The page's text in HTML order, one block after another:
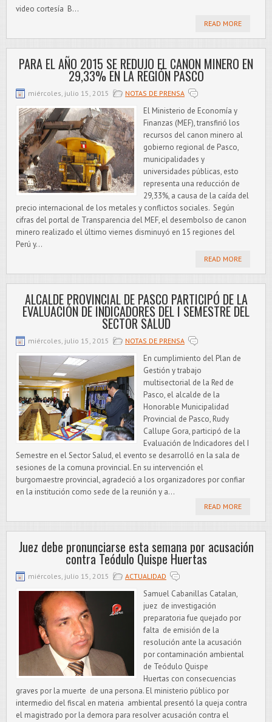
video cortesía B...
READ MORE
PARA EL AÑO 2015 SE REDUJO EL CANON MINERO EN
29,33% EN LA REGIÓN PASCO
miércoles, julio 15, 2015 NOTAS DE PRENSA
El Ministerio de Economía y
Finanzas (MEF), transfirió los
recursos del canon minero al
gobierno regional de Pasco,
municipalidades y
universidades públicas, esto
representa una reducción de
29,33%, a causa de la caída del
precio internacional de los metales y conflictos sociales. Según
cifras del portal de Transparencia del MEF, el desembolso de canon
minero realizado el último viernes disminuyó en 15 regiones del
Perú y...
READ MORE
ALCALDE PROVINCIAL DE PASCO PARTICIPÓ DE LA
EVALUACIÓN DE INDICADORES DEL I SEMESTRE DEL
SECTOR SALUD
miércoles, julio 15, 2015 NOTAS DE PRENSA
En cumplimiento del Plan de
Gestión y trabajo
multisectorial de la Red de
Pasco, el alcalde de la
Honorable Municipalidad
Provincial de Pasco, Rudy
Callupe Gora, participó de la
Evaluación de Indicadores del I
Semestre en el Sector Salud, el evento se desarrolló en la sala de
sesiones de la comuna provincial. En su intervención el
burgomaestre provincial, agradeció a los organizadores por confiar
en la institución como sede de la reunión y a...
READ MORE
Juez debe pronunciarse esta semana por acusación
contra Teódulo Quispe Huertas
miércoles, julio 15, 2015 ACTUALIDAD
Samuel Cabanillas Catalan,
juez de investigación
preparatoria fue quejado por
falta de emisión de la
resolución ante la acusación
por contaminación ambiental
de Teódulo Quispe
Huertas con consecuencias
graves por la muerte de una persona. El ministerio público por
intermedio del fiscal en materia ambiental presentó la queja contra
el magistrado por la demora para resolver acusación contra el